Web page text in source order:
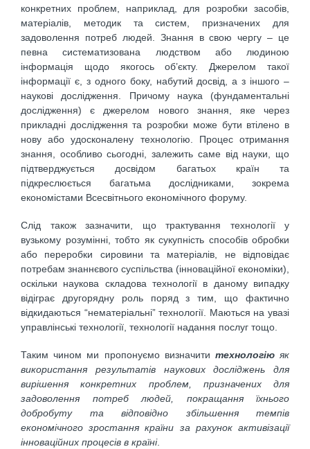
конкретних проблем, наприклад, для розробки засобів,
матеріалів, методик та систем, призначених для
задоволення потреб людей. Знання в свою чергу – це
певна систематизована людством або людиною
інформація щодо якогось об’єкту. Джерелом такої
інформації є, з одного боку, набутий досвід, а з іншого –
наукові дослідження. Причому наука (фундаментальні
дослідження) є джерелом нового знання, яке через
прикладні дослідження та розробки може бути втілено в
нову або удосконалену технологію. Процес отримання
знання, особливо сьогодні, залежить саме від науки, що
підтверджується досвідом багатьох країн та
підкреслюється багатьма дослідниками, зокрема
економістами Всесвітнього економічного форуму.
Слід також зазначити, що трактування технології у
вузькому розумінні, тобто як сукупність способів обробки
або переробки сировини та матеріалів, не відповідає
потребам знаннєвого суспільства (інноваційної економіки),
оскільки наукова складова технології в даному випадку
відіграє другорядну роль поряд з тим, що фактично
відкидаються “нематеріальні” технології. Маються на увазі
управлінські технології, технології надання послуг тощо.
Таким чином ми пропонуємо визначити технологіюяк
використання результатів наукових досліджень для
вирішення конкретних проблем,
призначених для
задоволення потреб людей, покращання їхнього
добробуту та відповідно збільшення темпів
економічного зростання країни за рахунок активізації
інноваційних процесів в країні.